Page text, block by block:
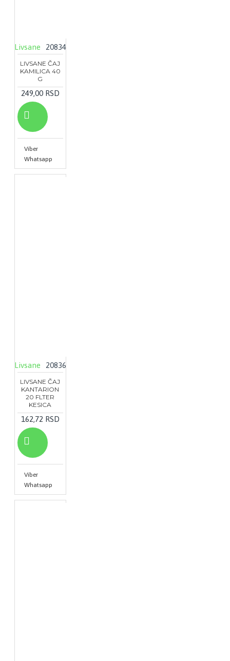
Livsane 20834
LIVSANE ČAJ
KAMILICA 40
G
249,00 RSD
Viber
Whatsapp
Livsane 20836
LIVSANE ČAJ
KANTARION
20 FLTER
KESICA
162,72 RSD
Viber
Whatsapp